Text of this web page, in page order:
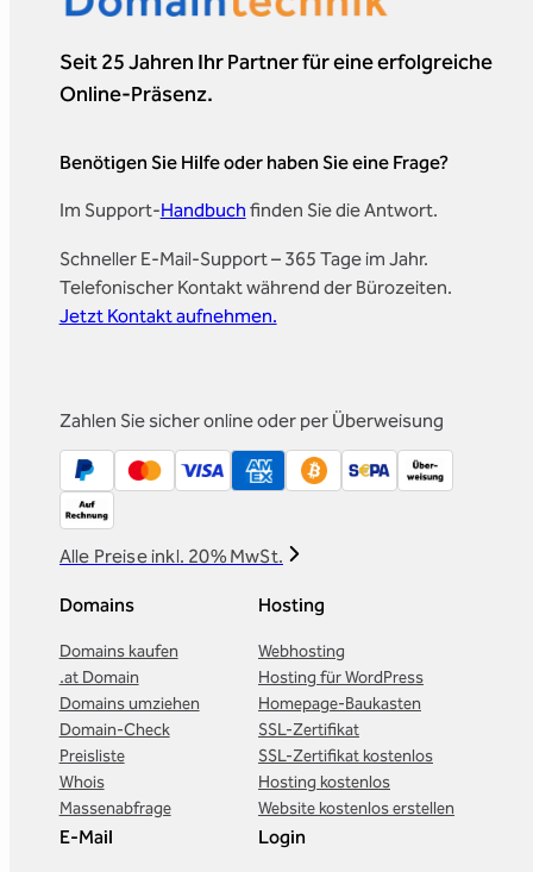
Seit 25 Jahren Ihr Partner für eine erfolgreiche
Online-Präsenz.
Benötigen Sie Hilfe oder haben Sie eine Frage?
Im Support-Handbuch finden Sie die Antwort.
Schneller E-Mail-Support – 365 Tage im Jahr.
Telefonischer Kontakt während der Bürozeiten.
Jetzt Kontakt aufnehmen.
Zahlen Sie sicher online oder per Überweisung
Alle Preise inkl. 20% MwSt.
Domains
Domains kaufen
.at Domain
Domains umziehen
Domain-Check
Preisliste
Whois
Massenabfrage
Hosting
Webhosting
Hosting für WordPress
Homepage-Baukasten
SSL-Zertifikat
SSL-Zertifikat kostenlos
Hosting kostenlos
Website kostenlos erstellen
E-Mail Login